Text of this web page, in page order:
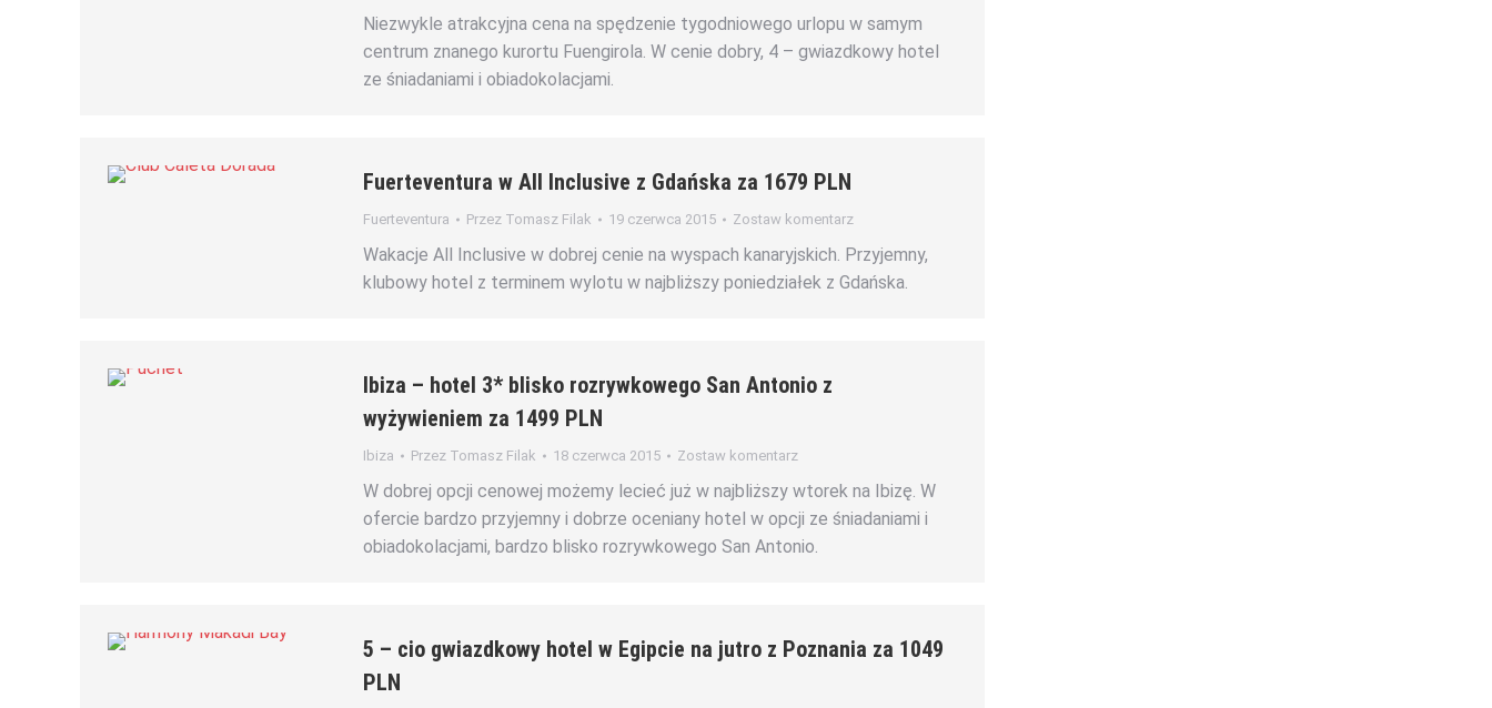
Niezwykle atrakcyjna cena na spędzenie tygodniowego urlopu w samym
centrum znanego kurortu Fuengirola. W cenie dobry, 4 – gwiazdkowy hotel
ze śniadaniami i obiadokolacjami.
Fuerteventura w All Inclusive z Gdańska za 1679 PLN
Fuerteventura Przez Tomasz Filak 19 czerwca 2015 Zostaw komentarz
Wakacje All Inclusive w dobrej cenie na wyspach kanaryjskich. Przyjemny,
klubowy hotel z terminem wylotu w najbliższy poniedziałek z Gdańska.
Ibiza – hotel 3* blisko rozrywkowego San Antonio z
wyżywieniem za 1499 PLN
Ibiza Przez Tomasz Filak 18 czerwca 2015 Zostaw komentarz
W dobrej opcji cenowej możemy lecieć już w najbliższy wtorek na Ibizę. W
ofercie bardzo przyjemny i dobrze oceniany hotel w opcji ze śniadaniami i
obiadokolacjami, bardzo blisko rozrywkowego San Antonio.
5 – cio gwiazdkowy hotel w Egipcie na jutro z Poznania za 1049
PLN